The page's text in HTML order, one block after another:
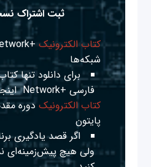
ثبت اشتراک
کتاب الکترونیک
شبکه‌ها
برای دانلود تنها
فارسی +Network
کتاب الکترونیک دوره
پایتون
اگر قصد یادگیری
ولی هیچ پیش‌زمینه‌ای